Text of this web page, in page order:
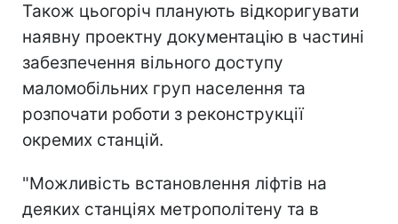
Також цьогоріч планують відкоригувати
наявну проектну документацію в частині
забезпечення вільного доступу
маломобільних груп населення та
розпочати роботи з реконструкції
окремих станцій.
"Можливість встановлення ліфтів на
деяких станціях метрополітену та в